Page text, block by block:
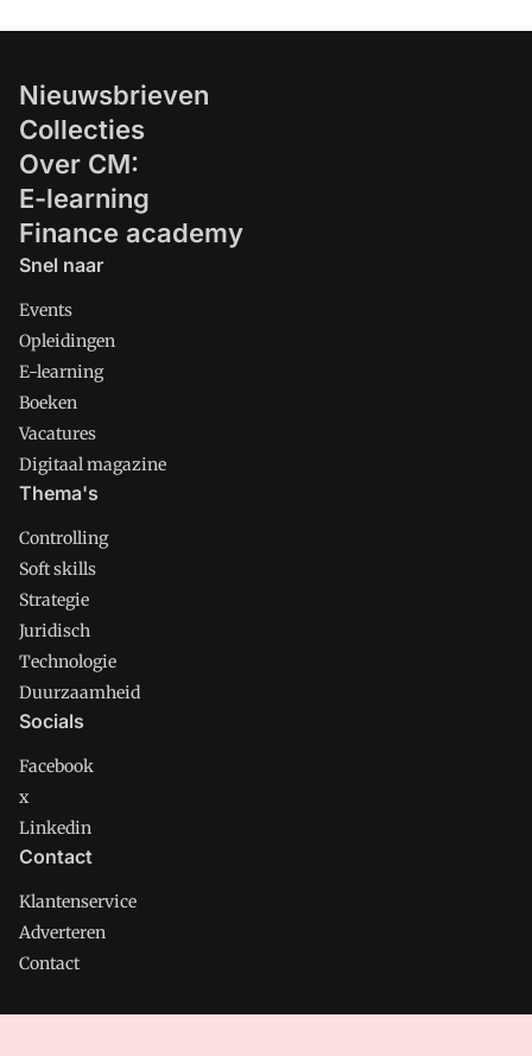
Nieuwsbrieven
Collecties
Over CM:
E-learning
Finance academy
Snel naar
Events
Opleidingen
E-learning
Boeken
Vacatures
Digitaal magazine
Thema's
Controlling
Soft skills
Strategie
Juridisch
Technologie
Duurzaamheid
Socials
Facebook
x
Linkedin
Contact
Klantenservice
Adverteren
Contact